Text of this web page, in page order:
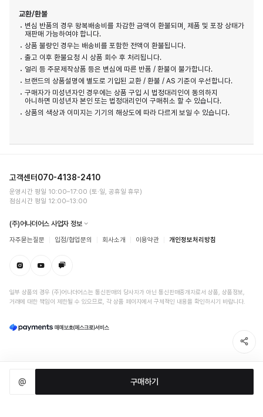
@ 구매하기
교환/환불
변심 반품의 경우 왕복배송비를 차감한 금액이 환불되며, 제품 및 포장 상태가
재판매 가능하여야 합니다.
상품 불량인 경우는 배송비를 포함한 전액이 환불됩니다.
출고 이후 환불요청 시 상품 회수 후 처리됩니다.
얼리 등 주문제작상품 등은 변심에 따른 반품 / 환불이 불가합니다.
브랜드의 상품설명에 별도로 기입된 교환 / 환불 / AS 기준이 우선합니다.
구매자가 미성년자인 경우에는 상품 구입 시 법정대리인이 동의하지
아니하면 미성년자 본인 또는 법정대리인이 구매취소 할 수 있습니다.
상품의 색상과 이미지는 기기의 해상도에 따라 다르게 보일 수 있습니다.
고객센터 070-4138-2410
운영시간 평일 10:00–17:00 (토·일, 공휴일 휴무)
점심시간 평일 12:00–13:00
(주)어나더어스 사업자 정보
자주묻는질문 입점/협업문의 회사소개 이용약관 개인정보처리방침
일부 상품의 경우 (주)어나더어스는 통신판매의 당사자가 아닌 통신판매중개자로서 상품, 상품정보,
거래에 대한 책임이 제한될 수 있으므로, 각 상품 페이지에서 구체적인 내용을 확인하시기 바랍니다.